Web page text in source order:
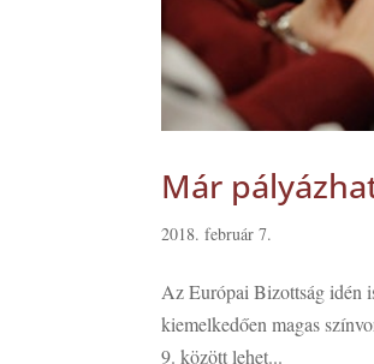
Már
2018. február 7.
Az Európai Bizottság idén
kiemelkedően magas
9. között lehet...